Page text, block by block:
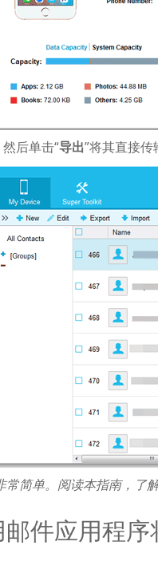
后单击“导出”将其直接传
常简单。阅读本指南，了
件应用程